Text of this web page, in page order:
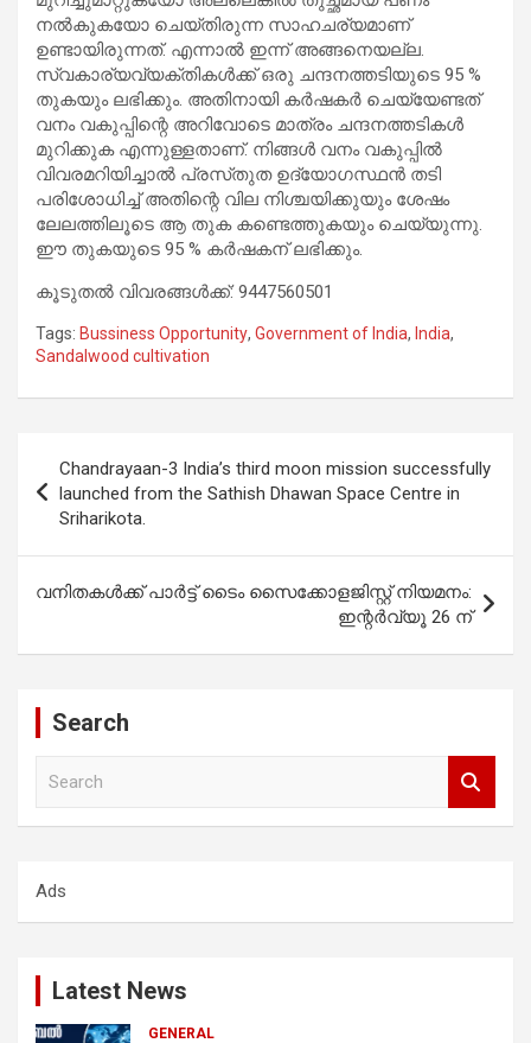
നൽകുകയോ ചെയ്‌തിരുന്ന സാഹചര്യമാണ്
ഉണ്ടായിരുന്നത്. എന്നാൽ ഇന്ന് അങ്ങനെയല്ല.
സ്വകാര്യവ്യക്തികൾക്ക് ഒരു ചന്ദനത്തടിയുടെ 95 %
തുകയും ലഭിക്കും. അതിനായി കർഷകർ ചെയ്യേണ്ടത്
വനം വകുപ്പിന്റെ അറിവോടെ മാത്രം ചന്ദനത്തടികൾ
മുറിക്കുക എന്നുള്ളതാണ്. നിങ്ങൾ വനം വകുപ്പിൽ
വിവരമറിയിച്ചാൽ പ്രസ്‌തുത ഉദ്യോഗസ്ഥൻ തടി
പരിശോധിച്ച് അതിന്റെ വില നിശ്ചയിക്കുയും ശേഷം
ലേലത്തിലൂടെ ആ തുക കണ്ടെത്തുകയും ചെയ്യുന്നു.
ഈ തുകയുടെ 95 % കർഷകന് ലഭിക്കും.
കൂടുതൽ വിവരങ്ങൾക്ക്: 9447560501
Tags: Bussiness Opportunity, Government of India, India,
Sandalwood cultivation
navigation
Chandrayaan-3 India’s third moon mission successfully
launched from the Sathish Dhawan Space Centre in
Sriharikota.
വനിതകൾക്ക് പാർട്ട് ടൈം സൈക്കോളജിസ്റ്റ് നിയമനം:
ഇന്റർവ്യൂ 26 ന്
Search
h
Ads
Latest News
GENERAL